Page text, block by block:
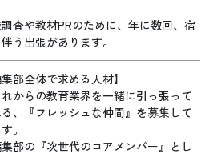
査や教材PRのために、年に数回、宿
う出張があります。
集部全体で求める人材】
れからの教育業界を一緒に引っ張って
る、『フレッシュな仲間』を募集して
。
部の『次世代のコアメンバー』とし